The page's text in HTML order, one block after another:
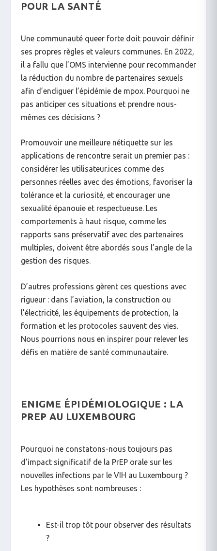
POUR LA SANTÉ
Une communauté queer forte doit pouvoir définir
ses propres règles et valeurs communes. En 2022,
il a fallu que l’OMS intervienne pour recommander
la réduction du nombre de partenaires sexuels
afin d’endiguer l’épidémie de mpox. Pourquoi ne
pas anticiper ces situations et prendre nous-
mêmes ces décisions ?
Promouvoir une meilleure nétiquette sur les
applications de rencontre serait un premier pas :
considérer les utilisateur.ices comme des
personnes réelles avec des émotions, favoriser la
tolérance et la curiosité, et encourager une
sexualité épanouie et respectueuse. Les
comportements à haut risque, comme les
rapports sans préservatif avec des partenaires
multiples, doivent être abordés sous l’angle de la
gestion des risques.
D’autres professions gèrent ces questions avec
rigueur : dans l’aviation, la construction ou
l’électricité, les équipements de protection, la
formation et les protocoles sauvent des vies.
Nous pourrions nous en inspirer pour relever les
défis en matière de santé communautaire.
ENIGME ÉPIDÉMIOLOGIQUE : LA
PREP AU LUXEMBOURG
Pourquoi ne constatons-nous toujours pas
d’impact significatif de la PrEP orale sur les
nouvelles infections par le VIH au Luxembourg ?
Les hypothèses sont nombreuses :
Est-il trop tôt pour observer des résultats
?